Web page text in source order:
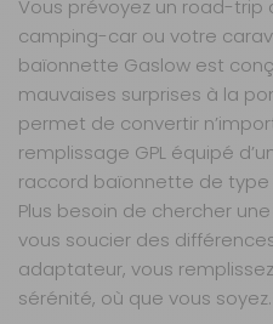
Vous prévoyez un road-trip
camping-car ou votre
baïonnette Gaslow est
mauvaises surprises à la
permet de convertir
remplissage GPL équipé
raccord baïonnette de type
Plus besoin de chercher
vous soucier des
adaptateur, vous
sérénité, où que vous soyez.